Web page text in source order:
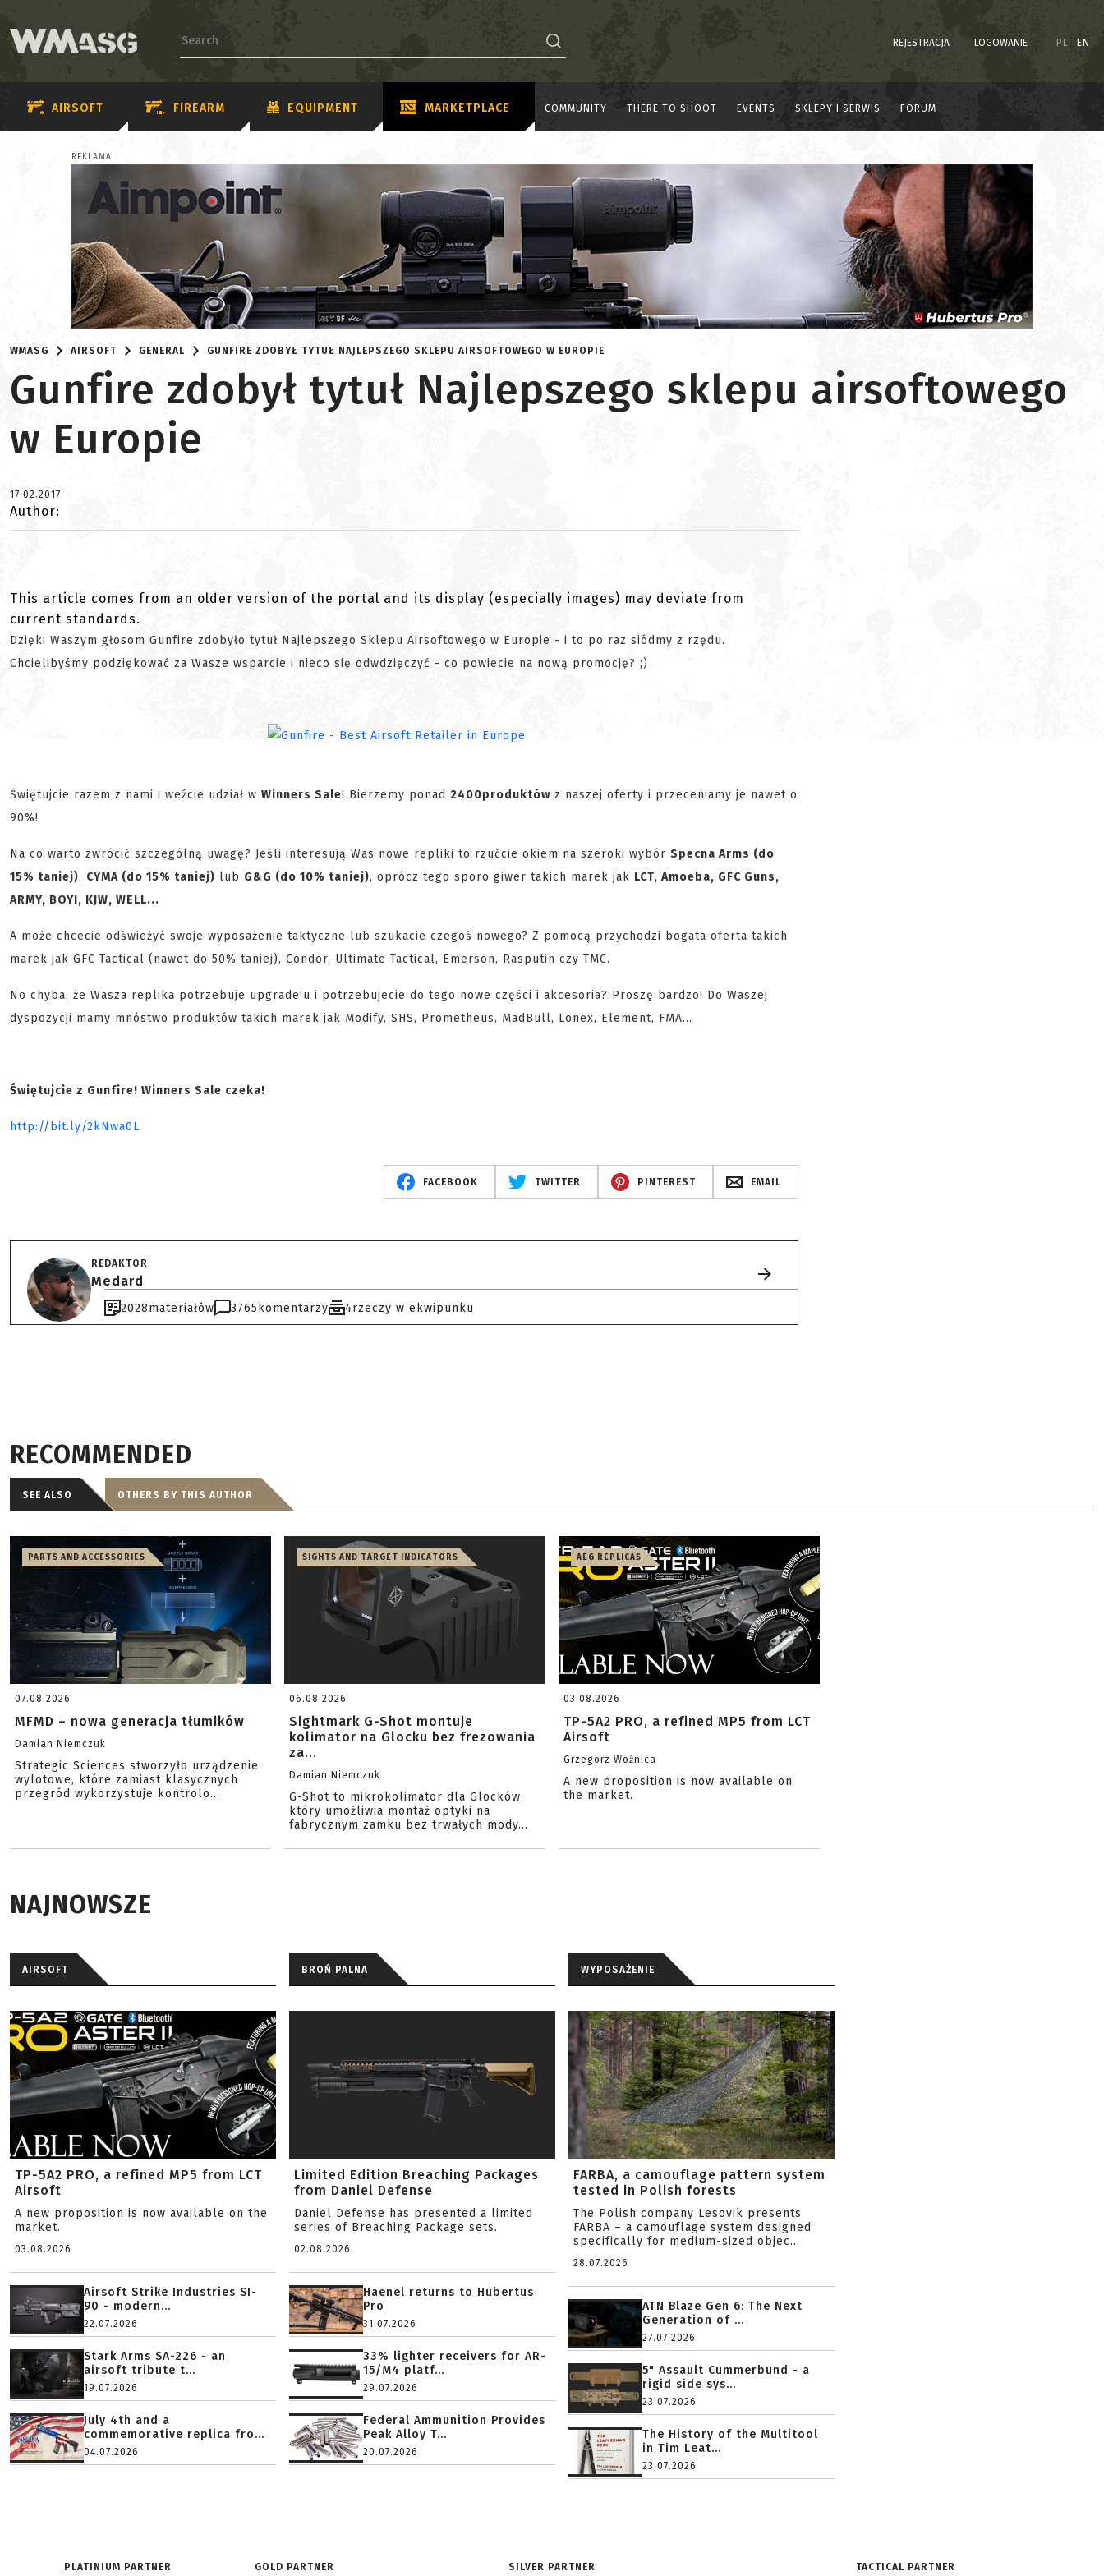
REJESTRACJA LOGOWANIE PL EN
AIRSOFT FIREARM EQUIPMENT MARKETPLACE COMMUNITY THERE TO SHOOT EVENTS SKLEPY I SERWIS FORUM
REKLAMA
WMASG AIRSOFT GENERAL GUNFIRE ZDOBYŁ TYTUŁ NAJLEPSZEGO SKLEPU AIRSOFTOWEGO W EUROPIE
Gunfire zdobył tytuł Najlepszego sklepu airsoftowego
w Europie
17.02.2017
Author:
This article comes from an older version of the portal and its display (especially images) may deviate from
current standards.
Dzięki Waszym głosom Gunfire zdobyło tytuł Najlepszego Sklepu Airsoftowego w Europie - i to po raz siódmy z rzędu.
Chcielibyśmy podziękować za Wasze wsparcie i nieco się odwdzięczyć - co powiecie na nową promocję? ;)
Świętujcie razem z nami i weźcie udział w Winners Sale! Bierzemy ponad 2400produktów z naszej oferty i przeceniamy je nawet o
90%!
Na co warto zwrócić szczególną uwagę? Jeśli interesują Was nowe repliki to rzućcie okiem na szeroki wybór Specna Arms (do
15% taniej), CYMA (do 15% taniej) lub G&G (do 10% taniej), oprócz tego sporo giwer takich marek jak LCT, Amoeba, GFC Guns,
ARMY, BOYI, KJW, WELL...
A może chcecie odświeżyć swoje wyposażenie taktyczne lub szukacie czegoś nowego? Z pomocą przychodzi bogata oferta takich
marek jak GFC Tactical (nawet do 50% taniej), Condor, Ultimate Tactical, Emerson, Rasputin czy TMC.
No chyba, że Wasza replika potrzebuje upgrade'u i potrzebujecie do tego nowe części i akcesoria? Proszę bardzo! Do Waszej
dyspozycji mamy mnóstwo produktów takich marek jak Modify, SHS, Prometheus, MadBull, Lonex, Element, FMA...
Świętujcie z Gunfire! Winners Sale czeka!
http://bit.ly/2kNwa0L
FACEBOOK TWITTER PINTEREST EMAIL
REDAKTOR
Medard
2028materiałów 3765 komentarzy 4rzeczy w ekwipunku
RECOMMENDED
SEE ALSO OTHERS BY THIS AUTHOR
PARTS AND ACCESSORIES
07.08.2026
MFMD – nowa generacja tłumików
Damian Niemczuk
Strategic Sciences stworzyło urządzenie
wylotowe, które zamiast klasycznych
przegród wykorzystuje kontrolo...
SIGHTS AND TARGET INDICATORS
06.08.2026
Sightmark G-Shot montuje
kolimator na Glocku bez frezowania
za...
Damian Niemczuk
G-Shot to mikrokolimator dla Glocków,
który umożliwia montaż optyki na
fabrycznym zamku bez trwałych mody...
AEG REPLICAS
03.08.2026
TP-5A2 PRO, a refined MP5 from LCT
Airsoft
Grzegorz Woźnica
A new proposition is now available on
the market.
NAJNOWSZE
AIRSOFT
TP-5A2 PRO, a refined MP5 from LCT
Airsoft
A new proposition is now available on the
market.
03.08.2026
Airsoft Strike Industries SI-
90 - modern...
22.07.2026
Stark Arms SA-226 - an
airsoft tribute t...
19.07.2026
July 4th and a
commemorative replica fro...
04.07.2026
BROŃ PALNA
Limited Edition Breaching Packages
from Daniel Defense
Daniel Defense has presented a limited
series of Breaching Package sets.
02.08.2026
Haenel returns to Hubertus
Pro
31.07.2026
33% lighter receivers for AR-
15/M4 platf...
29.07.2026
Federal Ammunition Provides
Peak Alloy T...
20.07.2026
WYPOSAŻENIE
FARBA, a camouflage pattern system
tested in Polish forests
The Polish company Lesovik presents
FARBA – a camouflage system designed
specifically for medium-sized objec...
28.07.2026
ATN Blaze Gen 6: The Next
Generation of ...
27.07.2026
5" Assault Cummerbund - a
rigid side sys...
23.07.2026
The History of the Multitool
in Tim Leat...
23.07.2026
PLATINIUM PARTNER GOLD PARTNER SILVER PARTNER TACTICAL PARTNER